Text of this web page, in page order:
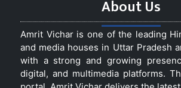
About Us
Amrit Vichar is one of the leading
and media houses in Uttar Pradesh
with a strong and growing
digital, and multimedia platforms.